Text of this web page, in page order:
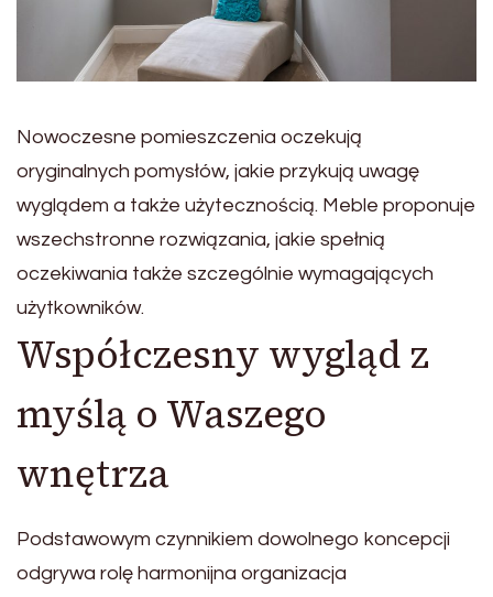
Nowoczesne pomieszczenia oczekują
oryginalnych pomysłów, jakie przykują uwagę
wyglądem a także użytecznością. Meble proponuje
wszechstronne rozwiązania, jakie spełnią
oczekiwania także szczególnie wymagających
użytkowników.
Współczesny wygląd z
myślą o Waszego
wnętrza
Podstawowym czynnikiem dowolnego koncepcji
odgrywa rolę harmonijna organizacja